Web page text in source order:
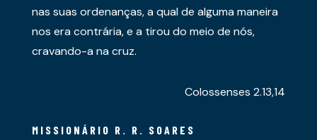
nas suas ordenanças, a qual de alguma maneira
nos era contrária, e a tirou do meio de nós,
cravando-a na cruz.
Colossenses 2.13,14
MISSIONÁRIO R. R. SOARES